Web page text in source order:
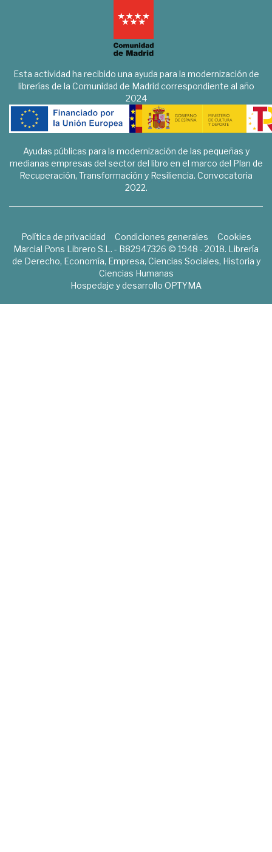
Esta actividad ha recibido una ayuda para la modernización de
librerías de la Comunidad de Madrid correspondiente al año
2024
Ayudas públicas para la modernización de las pequeñas y
medianas empresas del sector del libro en el marco del Plan de
Recuperación, Transformación y Resiliencia. Convocatoria
2022.
Política de privacidad Condiciones generales
Cookies
Marcial Pons Librero S.L. - B82947326 © 1948 - 2018. Librería
de Derecho, Economía, Empresa, Ciencias Sociales, Historia y
Ciencias Humanas
Hospedaje y desarrollo OPTYMA